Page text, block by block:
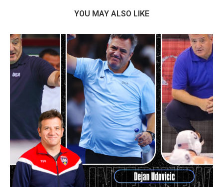
YOU MAY ALSO LIKE